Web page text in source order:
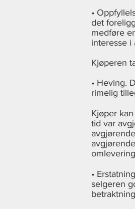
•
det
medføre
interesse i
Kjøperen
• Heving.
rimelig
Kjøper
tid var
•
selgeren